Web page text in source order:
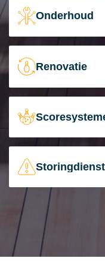
Onderhoud
Renovatie
Storingdienst